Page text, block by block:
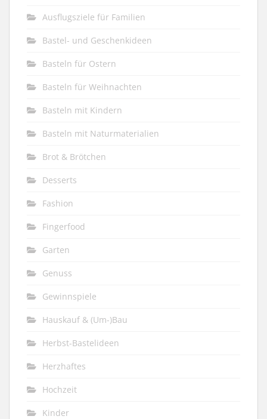
Ausflugsziele für Familien
Bastel- und Geschenkideen
Basteln für Ostern
Basteln für Weihnachten
Basteln mit Kindern
Basteln mit Naturmaterialien
Brot & Brötchen
Desserts
Fashion
Fingerfood
Garten
Genuss
Gewinnspiele
Hauskauf & (Um-)Bau
Herbst-Bastelideen
Herzhaftes
Hochzeit
Kinder